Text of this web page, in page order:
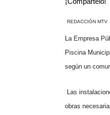
REDACCIÓN MTV
La Empresa
Piscina
según un
Las
obras